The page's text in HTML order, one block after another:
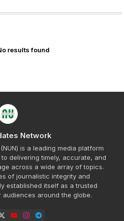
results found
Network
is a leading media platform
delivering timely, accurate, and
across a wide array of topics.
of journalistic integrity and
established itself as a trusted
around the globe.